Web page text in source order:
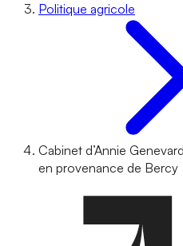
Politique agricole
Cabinet d’Annie
en provenance de Bercy